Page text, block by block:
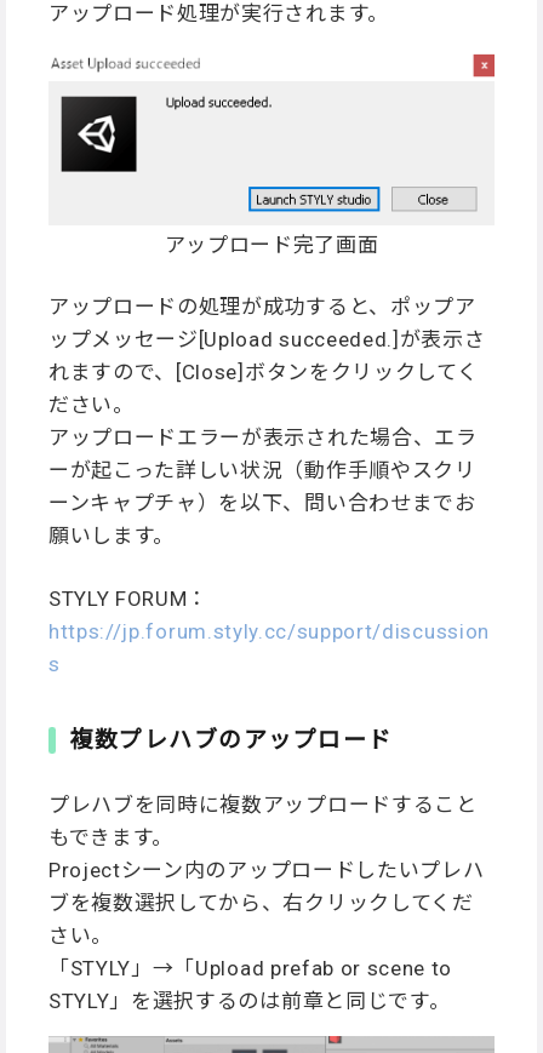
アップロード処理が実行されます。
アップロード完了画面
アップロードの処理が成功すると、ポップア
ップメッセージ[Upload succeeded.]が表示さ
れますので、[Close]ボタンをクリックしてく
ださい。
アップロードエラーが表示された場合、エラ
ーが起こった詳しい状況（動作手順やスクリ
ーンキャプチャ）を以下、問い合わせまでお
願いします。
STYLY FORUM：
https://jp.forum.styly.cc/support/discussion
s
複数プレハブのアップロード
プレハブを同時に複数アップロードすること
もできます。
Projectシーン内のアップロードしたいプレハ
ブを複数選択してから、右クリックしてくだ
さい。
「STYLY」→「Upload prefab or scene to
STYLY」を選択するのは前章と同じです。